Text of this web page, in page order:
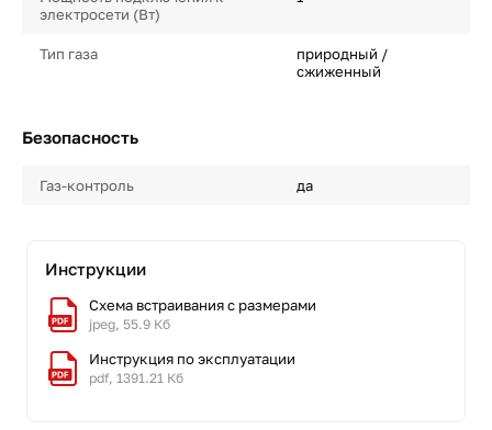
электросети (Вт)
Тип газа
природный /
сжиженный
Безопасность
Газ-контроль да
Инструкции
Схема встраивания с размерами
jpeg, 55.9 Кб
Инструкция по эксплуатации
pdf, 1391.21 Кб